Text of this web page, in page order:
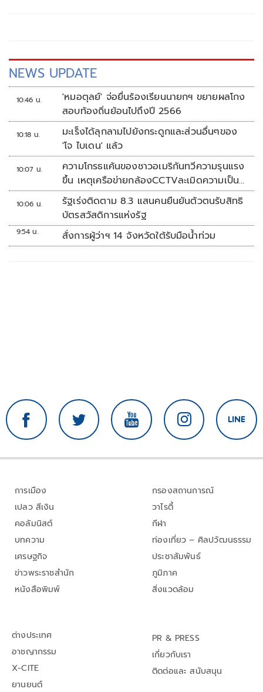
NEWS UPDATE
10:46 น.
'หมอตุลย์' จ่อยื่นร้องเรียนนายกฯ ขยายผลโกง
สอบท้องถิ่นย้อนไปถึงปี 2566
10:18 น.
มะเร็งได้ลุกลามไปยังกระดูกและส่วนอื่นๆของ
'โจ ไบเดน' แล้ว
10:07 น.
ความโกรธแค้นของชาวอเมริกันทวีความรุนแรง
ขึ้น เหตุเครือข่ายกล้องCCTVละเมิดความเป็น
ส่วนตัว
10:06 น.
รัฐเร่งติดตาม 8.3 แสนคนยืนยันตัวตนรับสิทธิ
บัตรสวัสดิการแห่งรัฐ
9:54 น. สั่งการผู้ว่าฯ 14 จังหวัดใต้รับมือน้ำท่วม
การเมือง
เปลว สีเงิน
คอลัมนิสต์
บทความ
เศรษฐกิจ
ข่าวพระราชสำนัก
หนังสือพิมพ์
กรองสถานการณ์
วาไรตี้
กีฬา
ท่องเที่ยว – ศิลปวัฒนธรรม
ประชาสัมพันธ์
ภูมิภาค
สิ่งแวดล้อม
ต่างประเทศ
อาชญากรรม
X-CITE
ยานยนต์
PR & PRESS
เกี่ยวกับเรา
ติดต่อและ สนับสนุน